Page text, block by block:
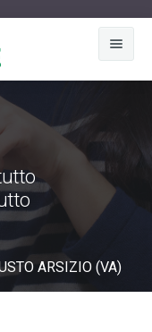
ARSIZIO (VA)